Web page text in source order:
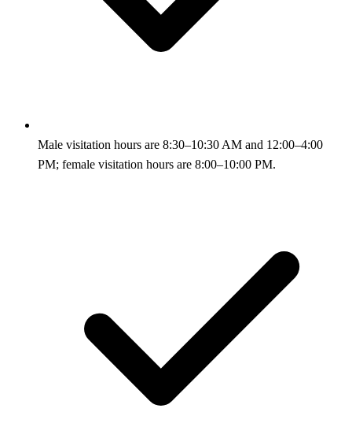
Male visitation hours are 8:30–10:30 AM and 12:00–4:00
PM; female visitation hours are 8:00–10:00 PM.